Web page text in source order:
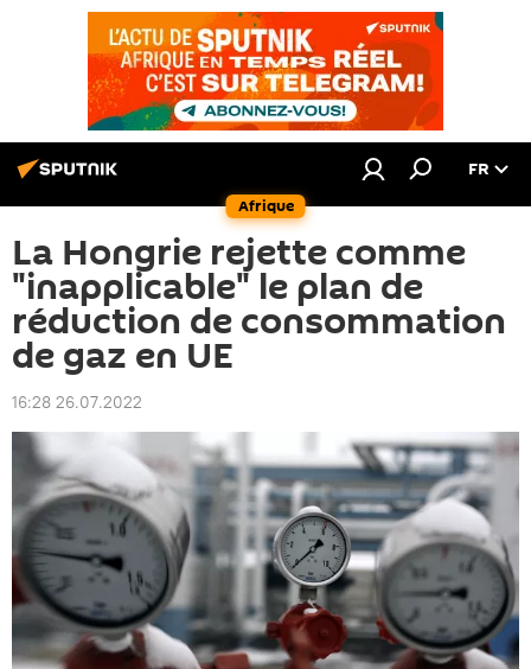
Afrique
FR
La Hongrie rejette comme
"inapplicable" le plan de
réduction de consommation
de gaz en UE
16:28 26.07.2022